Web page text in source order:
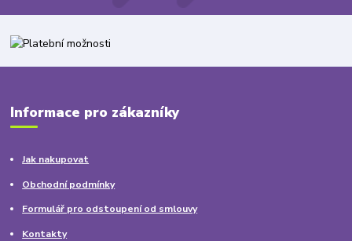
Informace pro zákazníky
Jak nakupovat
Obchodní podmínky
Formulář pro odstoupení od smlouvy
Kontakty